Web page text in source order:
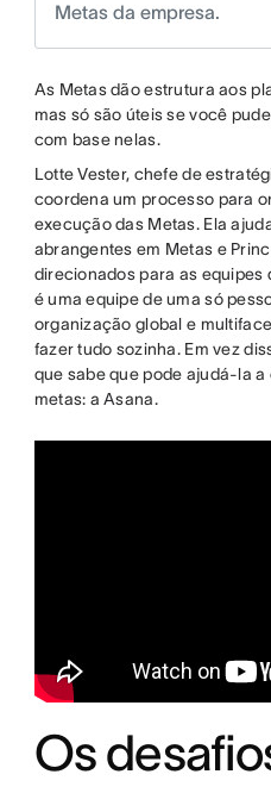
Metas da empresa.
As Metas dão estrutura aos
mas só são úteis se você
com base nelas.
Lotte Vester, chefe de
coordena um processo para
execução das Metas. Ela
abrangentes em Metas e
direcionados para as equipes
é uma equipe de uma só
organização global e
fazer tudo sozinha. Em vez
que sabe que pode ajudá-la
metas: a Asana.
Os